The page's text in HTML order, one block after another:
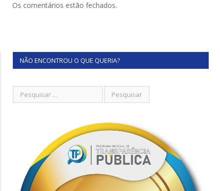
Os comentários estão fechados.
NÃO ENCONTROU O QUE QUERIA?